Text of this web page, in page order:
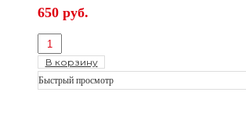
650 руб.
В корзину
Быстрый просмотр